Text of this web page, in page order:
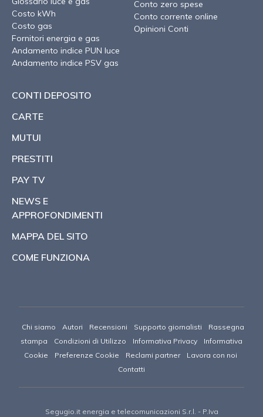
Costo kWh
Costo gas
Fornitori energia e gas
Andamento indice PUN luce
Andamento indice PSV gas
Conto zero spese
Conto corrente online
Opinioni Conti
CONTI DEPOSITO
CARTE
MUTUI
PRESTITI
PAY TV
NEWS E
APPROFONDIMENTI
MAPPA DEL SITO
COME FUNZIONA
Chi siamo Autori Recensioni Supporto giornalisti
Rassegna
stampa
Condizioni di Utilizzo Informativa Privacy
Informativa
Cookie
Preferenze Cookie Reclami partner
Lavora con noi
Contatti
Segugio.it energia e telecomunicazioni S.r.l. - P.Iva